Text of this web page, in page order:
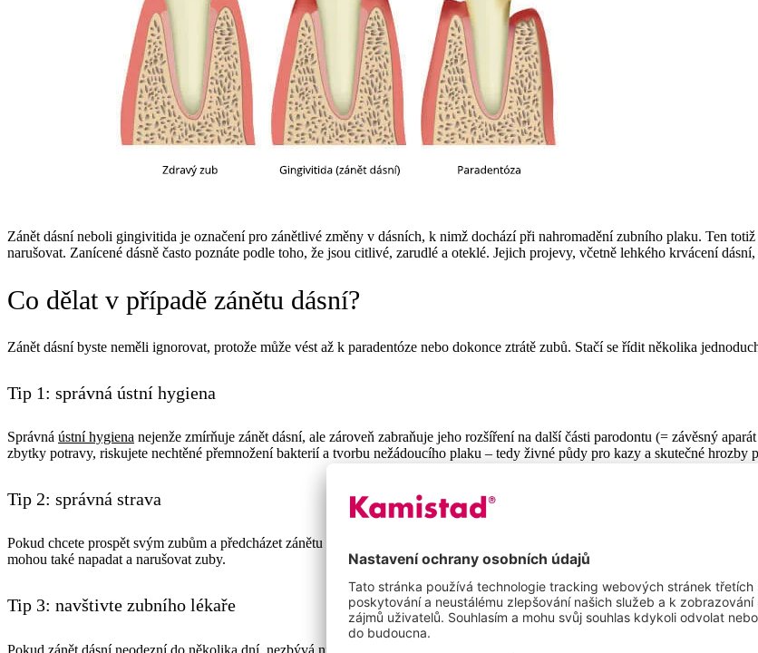
Zánět dásní neboli gingivitida je označení pro zánětlivé změny v dásních, k nimž dochází při nahromadění zubního plaku. Ten
narušovat. Zanícené dásně často poznáte podle toho, že jsou citlivé, zarudlé a oteklé. Jejich projevy, včetně lehkého krvácení
Co dělat v případě zánětu dásní?
Zánět dásní byste neměli ignorovat, protože může vést až k paradentóze nebo dokonce ztrátě zubů. Stačí se řídit několika
Tip 1: správná ústní hygiena
Správná ústní hygiena nejenže zmírňuje zánět dásní, ale zároveň zabraňuje jeho rozšíření na další části parodontu (= závěsný
zbytky potravy, riskujete nechtěné přemnožení bakterií a tvorbu nežádoucího plaku – tedy živné půdy pro kazy a skutečné hrozby
Tip 2: správná strava
Pokud chcete prospět svým zubům a předcházet zánětu dásní, měli byste si dopřávat sladké pokrmy pouze příležitostně a
mohou také napadat a narušovat zuby.
Tip 3: navštivte zubního lékaře
Pokud zánět dásní neodezní do několika dní, nezbývá nic jiného než navštívit zubního lékaře. Bez náležité léčby by totiž mohlo